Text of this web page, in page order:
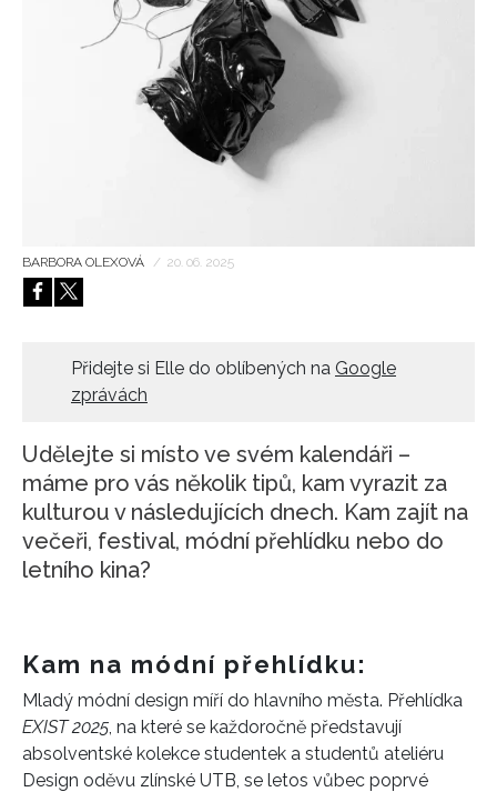
BARBORA OLEXOVÁ / 20. 06. 2025
Přidejte si Elle do oblíbených na Google
zprávách
Udělejte si místo ve svém kalendáři –
máme pro vás několik tipů, kam vyrazit za
kulturou v následujících dnech. Kam zajít na
večeři, festival, módní přehlídku nebo do
letního kina?
Kam na módní přehlídku:
Mladý módní design míří do hlavního města. Přehlídka
EXIST 2025 , na které se každoročně představují
absolventské kolekce studentek a studentů ateliéru
Design oděvu zlínské UTB, se letos vůbec poprvé